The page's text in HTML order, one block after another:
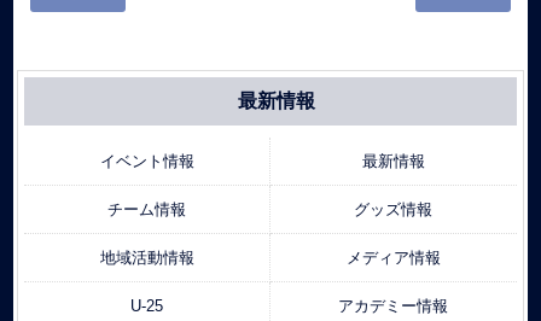
最新情報
イベント情報 最新情報
チーム情報 グッズ情報
地域活動情報 メディア情報
U-25 アカデミー情報